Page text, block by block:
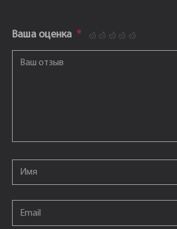
Ваша оценка * 12345
Email*